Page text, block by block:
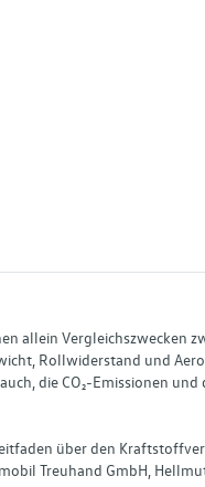
allein Vergleichszwecken
Rollwiderstand und
die CO₂-Emissionen und
über den
Treuhand GmbH,